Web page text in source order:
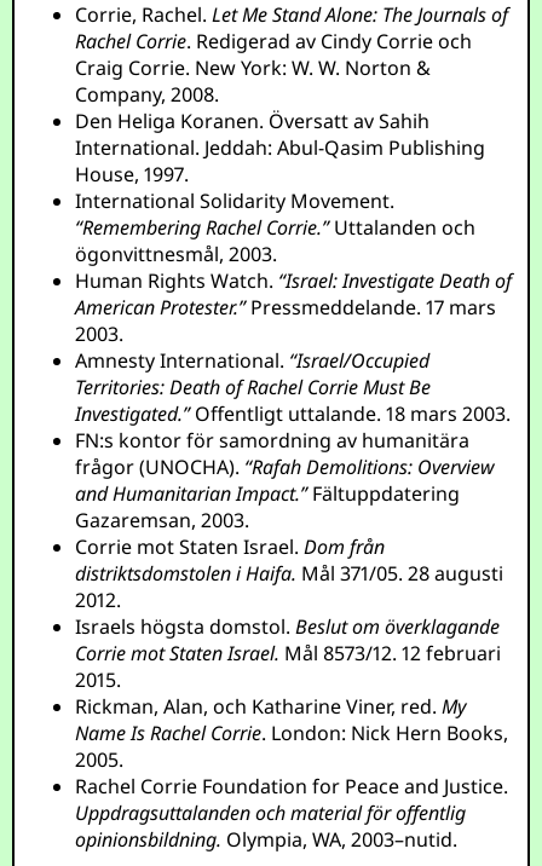
Corrie, Rachel.Let Me Stand Alone: The Journals of
Rachel Corrie. Redigerad av Cindy Corrie och
Craig Corrie. New York: W. W. Norton &
Company, 2008.
Den Heliga Koranen. Översatt av Sahih
International. Jeddah: Abul-Qasim Publishing
House, 1997.
International Solidarity Movement.
“Remembering Rachel Corrie.”Uttalanden och
ögonvittnesmål, 2003.
Human Rights Watch. “Israel: Investigate Death of
American Protester.”Pressmeddelande. 17 mars
2003.
Amnesty International. “Israel/Occupied
Territories: Death of Rachel Corrie Must Be
Investigated.”Offentligt uttalande. 18 mars 2003.
FN:s kontor för samordning av humanitära
frågor (UNOCHA). “Rafah Demolitions: Overview
and Humanitarian Impact.”Fältuppdatering
Gazaremsan, 2003.
Corrie mot Staten Israel.Dom från
distriktsdomstolen i Haifa. Mål 371/05. 28 augusti
2012.
Israels högsta domstol.Beslut om överklagande
Corrie mot Staten Israel. Mål 8573/12. 12 februari
2015.
Rickman, Alan, och Katharine Viner, red.My
Name Is Rachel Corrie. London: Nick Hern Books,
2005.
Rachel Corrie Foundation for Peace and Justice.
Uppdragsuttalanden och material för offentlig
opinionsbildning. Olympia, WA, 2003–nutid.